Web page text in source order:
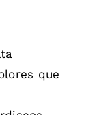
que